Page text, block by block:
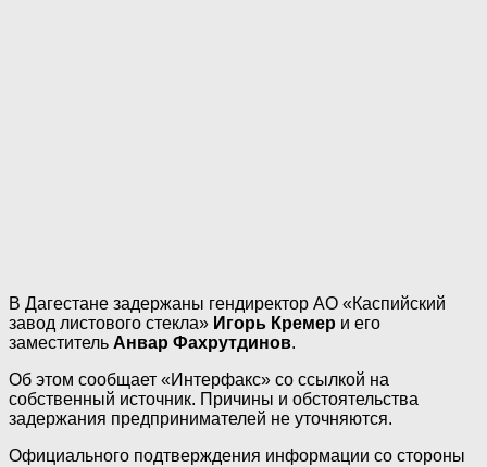
В Дагестане задержаны гендиректор АО «Каспийский
завод листового стекла» Игорь Кремер и его
заместитель Анвар Фахрутдинов.
Об этом сообщает «Интерфакс» со ссылкой на
собственный источник. Причины и обстоятельства
задержания предпринимателей не уточняются.
Официального подтверждения информации со стороны